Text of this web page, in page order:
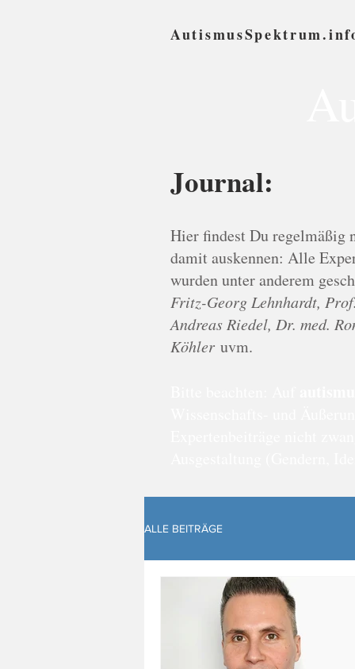
Journal:
Hier findest Du regelmäßig
damit auskennen: Alle
wurden unter anderem
Fritz-Georg Lehnhardt,
Andreas Riedel, Dr. med.
Köhler uvm.
ALLE BEITRÄGE